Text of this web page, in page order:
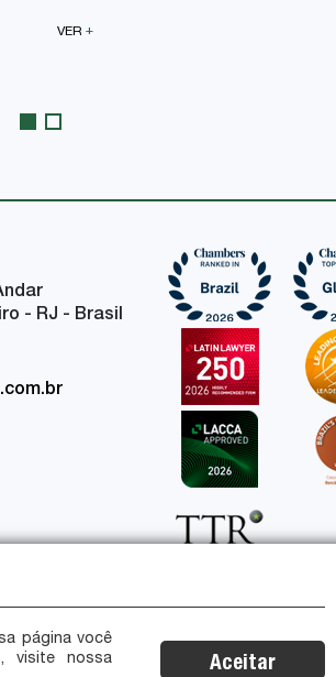
VER +
- RJ - Brasil
de Segurança e Privacidade
página você
visite nossa
Aceitar